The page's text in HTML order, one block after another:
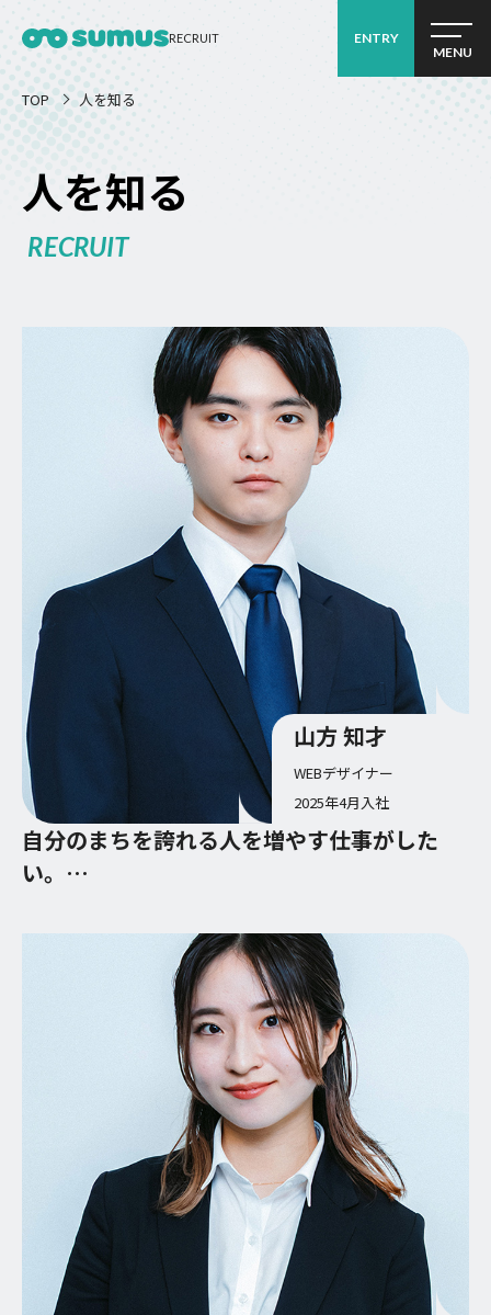
RECRUIT
ENTRY
MENU
人を知る
RECRUIT
TOP 人を知る
自分のまちを誇れる人を増やす仕事がした
い。
る。
山方 知才
WEBデザイナー
2025年4月入社